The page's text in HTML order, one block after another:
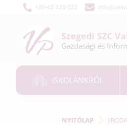
+36-62 425-322
Szegedi SZC
Gazdasági és
ISKOLÁNKRÓL
NYITÓLAP IRODA